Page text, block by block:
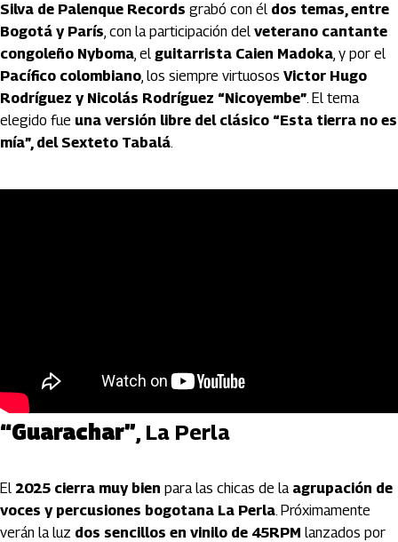
Silva de Palenque Records grabó con él dos temas, entre
Bogotá y París, con la participación del veterano cantante
congoleño Nyboma, el guitarrista Caien Madoka, y por el
Pacífico colombiano, los siempre virtuosos Victor Hugo
Rodríguez y Nicolás Rodríguez “Nicoyembe”. El tema
elegido fue una versión libre del clásico “Esta tierra no es
mía”, del Sexteto Tabalá.
“Guarachar”, La Perla
El 2025 cierra muy bien para las chicas de la agrupación de
voces y percusiones bogotana La Perla. Próximamente
verán la luz dos sencillos en vinilo de 45RPM lanzados por